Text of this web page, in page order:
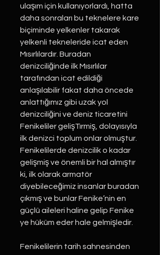
ulaşım için kullanıyorlardı, hatta
daha sonraları bu teknelere kare
biçiminde yelkenler takarak
yelkenli tekneleride icat eden
Mısırlılardır. Buradan
denizciliğinde ilk Mısırlılar
tarafından icat edildiği
anlaşılabilir fakat daha öncede
anlattığımız gibi uzak yol
denizciliğini ve deniz ticaretini
Fenikeliler gelişTırmiş, dolayısıyla
ilk denizci toplum onlar olmuştur.
Fenikelilerde denizcilik o kadar
gelişmiş ve önemli bir hal almıştır
ki, ilk olarak armatör
diyebileceğimiz insanlar buradan
çıkmış ve bunlar Fenike’nin en
güçlü aileleri haline gelip Fenike
ye hüküm eder hale gelmişledir.
Fenikelilerin tarih sahnesinden